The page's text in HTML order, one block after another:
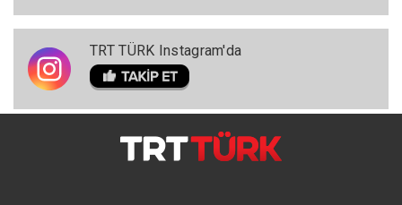
TRT TÜRK Instagram'da